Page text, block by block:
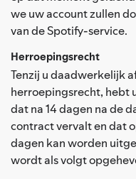
we uw account zullen
van de Spotify-service.
Herroepingsrecht
Tenzij u daadwerkelijk
herroepingsrecht, hebt
dat na 14 dagen na de
contract vervalt en dat
dagen kan worden
wordt als volgt